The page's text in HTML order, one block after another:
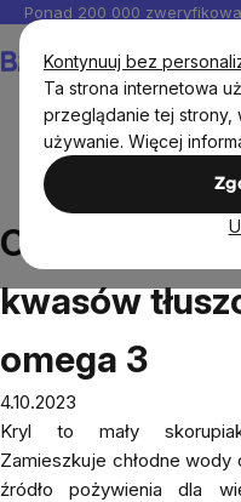
Kontynuuj bez
Ta strona internetowa
przeglądanie tej strony,
używanie. Więcej
Przejść
do
treści
Ponad 200 000
Olej z kryla
omega 3
Olej z kryla
kwasów
omega 3
4.10.2023
Kryl to mały
Zamieszkuje chłodne wody
źródło pożywienia dla